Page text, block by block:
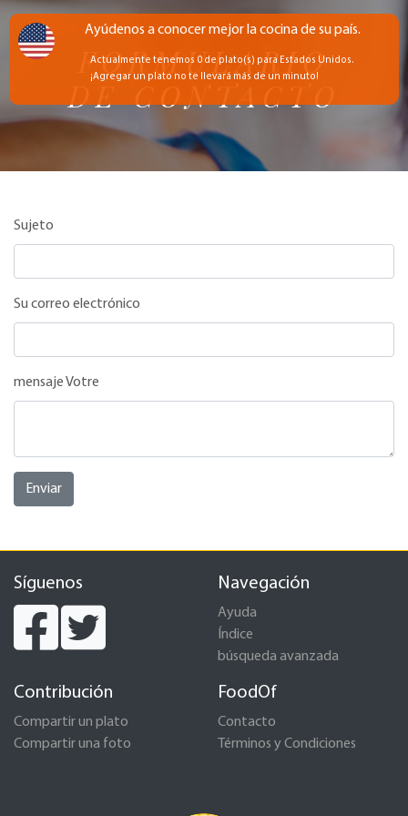
FORMULARIO
DE CONTACTO
Sujeto
Su correo electrónico
mensaje Votre
Enviar
Síguenos Navegación
Ayuda
Índice
búsqueda avanzada
Contribución
Compartir un plato
Compartir una foto
FoodOf
Contacto
Términos y Condiciones
Ayúdenos a conocer mejor la cocina de su país.
Actualmente tenemos 0 de plato(s) para Estados Unidos.
¡Agregar un plato no te llevará más de un minuto!